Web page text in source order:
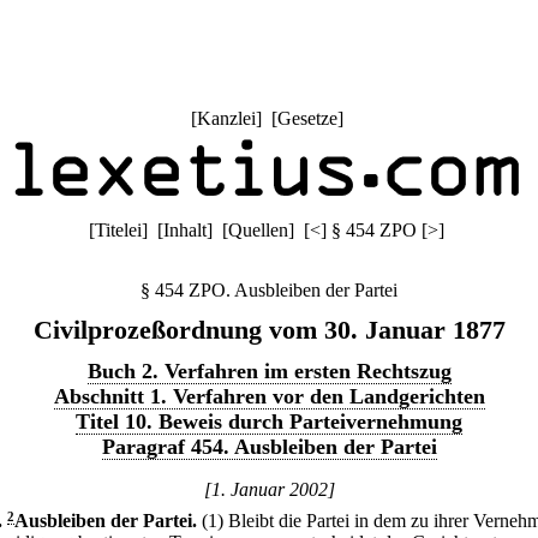
[Kanzlei] [Gesetze]
[Titelei] [Inhalt] [Quellen] [<] § 454 ZPO [>]
§ 454 ZPO. Ausbleiben der Partei
Civilprozeßordnung vom 30. Januar 1877
Buch 2. Verfahren im ersten Rechtszug
Abschnitt 1. Verfahren vor den Landgerichten
Titel 10. Beweis durch Parteivernehmung
Paragraf 454. Ausbleiben der Partei
[1. Januar 2002]
2Ausbleiben der Partei. (1) Bleibt die Partei in dem zu ihrer